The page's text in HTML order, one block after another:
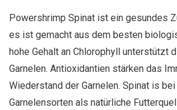
Powershrimp Spinat ist ein gesundes
es ist gemacht aus dem besten
hohe Gehalt an Chlorophyll unterstützt
Garnelen. Antioxidantien stärken das
Wiederstand der Garnelen. Spinat is
Garnelensorten als natürliche